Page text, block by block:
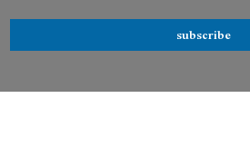
subscribe